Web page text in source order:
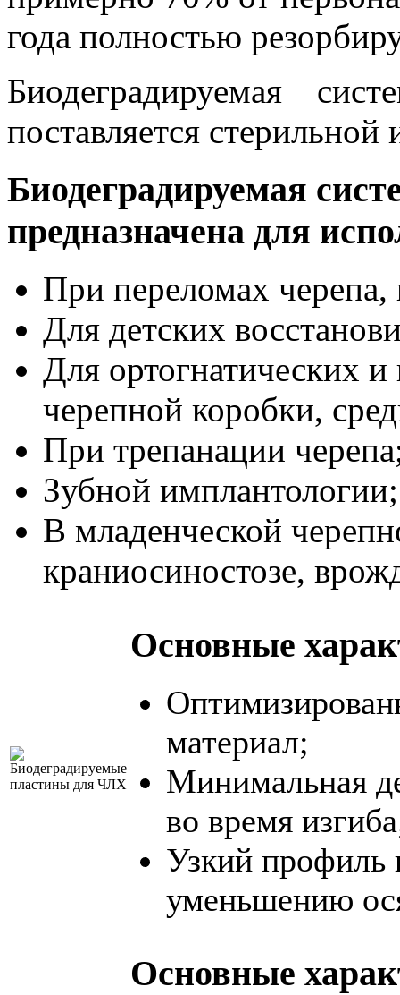
года полностью
Биодеградируемая
поставляется стерильной
Биодеградируемая
предназначена для
При переломах
Для детских
Для ортогнатических
черепной коробки,
При трепанации
Зубной имплантологии;
В младенческой
краниосиностозе,
Основные
материал;
Минимальная
во время
Узкий профиль
уменьшению
Основные